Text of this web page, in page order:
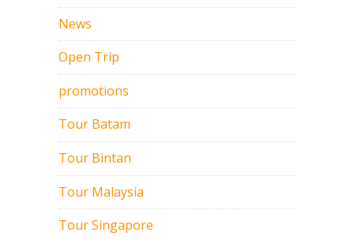
News
Open Trip
promotions
Tour Batam
Tour Bintan
Tour Malaysia
Tour Singapore